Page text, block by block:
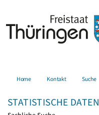
Home Kontakt Suche
STATISTISCHE DATEN